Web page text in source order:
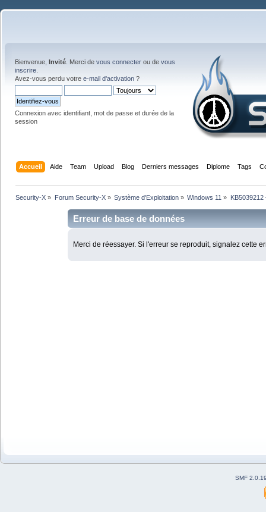
Bienvenue, Invité . Merci de vous connecter ou de vous
inscrire
Avez-vous perdu votre e-mail d'activation ?
Connexion avec identifiant, mot de passe et durée de la
session
Accueil Aide Team Upload Blog Derniers messages Diplome Tags
Security-X » Forum Security-X» Système d'Exploitation» Windows 11 » KB5039212
Erreur de base de données
Merci de réessayer. Si l'erreur se reproduit, signalez cette
SMF